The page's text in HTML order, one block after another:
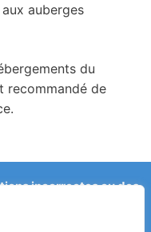
auberges
du
recommandé de
incorrectes ou des
le Camino ?
fermées, des